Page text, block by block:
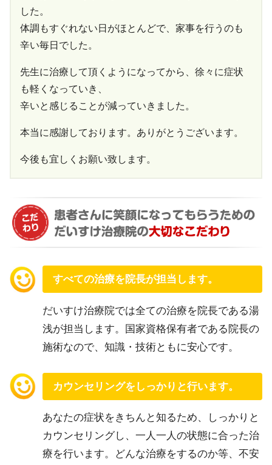
した。
体調もすぐれない日がほとんどで、家事を行うのも
辛い毎日でした。
先生に治療して頂くようになってから、徐々に症状
も軽くなっていき、
辛いと感じることが減っていきました。
本当に感謝しております。ありがとうございます。
今後も宜しくお願い致します。
すべての治療を院長が担当します。
だいすけ治療院では全ての治療を院長である湯
浅が担当します。国家資格保有者である院長の
施術なので、知識・技術ともに安心です。
カウンセリングをしっかりと行います。
あなたの症状をきちんと知るため、しっかりと
カウンセリングし、一人一人の状態に合った治
療を行います。どんな治療をするのか等、不安